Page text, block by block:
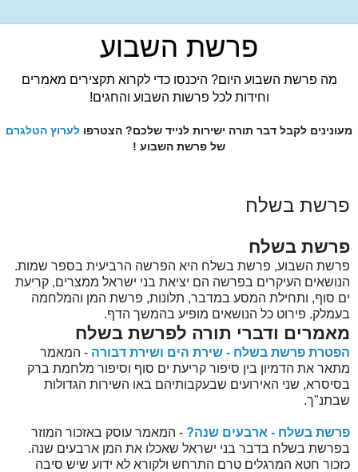
פרשת השבוע
מה פרשת השבוע היום? היכנסו כדי לקרוא תקצירים מאמרים
וחידות לכל פרשות השבוע והחגים!
מעונינים לקבל דבר תורה ישירות לנייד שלכם? הצטרפו לערוץ הטלגרם
של פרשת השבוע !
פרשת בשלח
פרשת בשלח
פרשת השבוע, פרשת בשלח היא הפרשה הרביעית בספר שמות.
הנושאים העיקרים בפרשה הם יציאת בני ישראל ממצרים, קריעת
ים סוף, ותחילת המסע במדבר, תלונות, פרשת המן והמלחמה
בעמלק. פירוט כל הנושאים מופיע בהמשך הדף.
מאמרים ודברי תורה לפרשת בשלח
הפטרת פרשת בשלח - שירת הים ושירת דבורה - המאמר
מתאר את הדמיון בין סיפור קריעת ים סוף וסיפור מלחמת ברק
בסיסרא, שני האירועים שבעקבותיהם באו השירות הגדולות
שבתנ"ך.
פרשת בשלח - ארבעים שנה? - המאמר עוסק באזכור המוזר
בפרשת בשלח בדבר בני ישראל שאכלו את המן ארבעים שנה.
כזכור חטא המרגלים טרם התרחש ולקורא לא ידוע שיש סיבה